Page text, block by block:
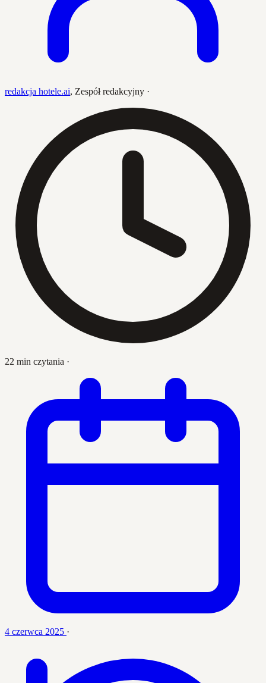
redakcja hotele.ai, Zespół redakcyjny ·
22 min czytania ·
4 czerwca 2025 ·